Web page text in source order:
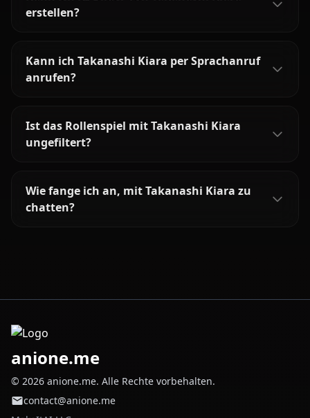
erstellen?
Kann ich Takanashi Kiara per Sprachanruf
anrufen?
Ist das Rollenspiel mit Takanashi Kiara
ungefiltert?
Wie fange ich an, mit Takanashi Kiara zu
chatten?
anione.me
© 2026 anione.me. Alle Rechte vorbehalten.
contact@anione.me